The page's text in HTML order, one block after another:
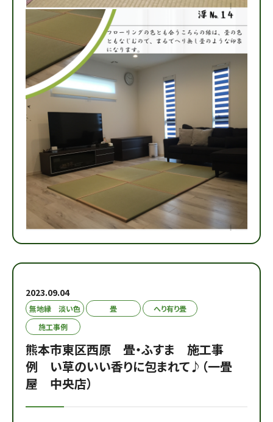
2023.09.04
無地縁 淡い色 畳
へり有り畳
施工事例
熊本市東区西原 畳・ふすま 施工事
例 い草のいい香りに包まれて♪（一畳
屋 中央店）